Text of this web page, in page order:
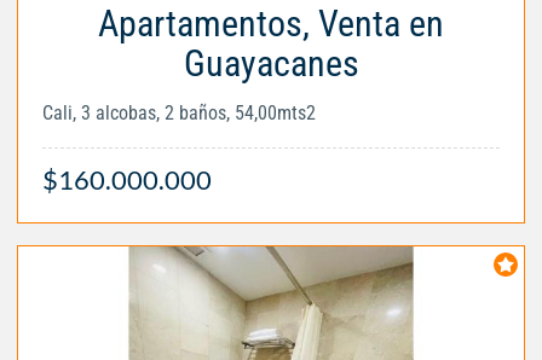
Apartamentos, Venta en
Guayacanes
Cali, 3 alcobas, 2 baños, 54,00mts2
$160.000.000